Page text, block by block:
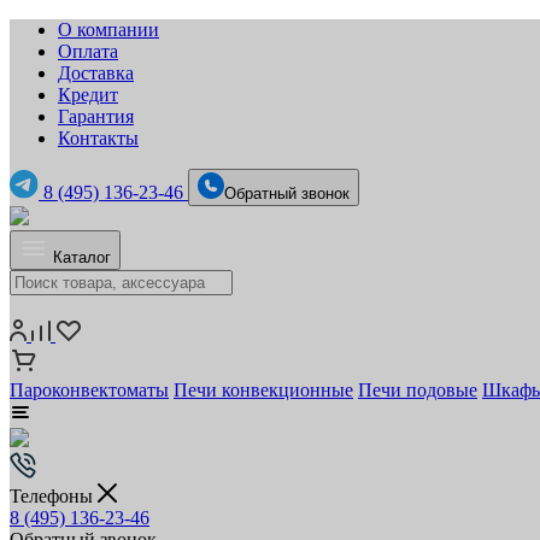
О компании
Оплата
Доставка
Кредит
Гарантия
Контакты
8 (495) 136-23-46 Обратный звонок
Каталог
Пароконвектоматы Печи конвекционные Печи подовые Шкафы
Телефоны
8 (495) 136-23-46